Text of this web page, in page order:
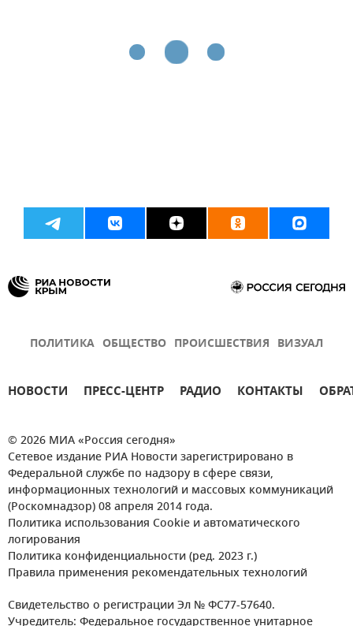
ПОЛИТИКА ОБЩЕСТВО ПРОИСШЕСТВИЯ ВИЗУАЛ
НОВОСТИ ПРЕСС-ЦЕНТР РАДИО КОНТАКТЫ
© 2026 МИА «Россия сегодня»
Сетевое издание РИА Новости зарегистрировано в
Федеральной службе по надзору в сфере связи,
информационных технологий и массовых коммуникаций
(Роскомнадзор) 08 апреля 2014 года.
Политика использования Cookie и автоматического
логирования
Политика конфиденциальности (ред. 2023 г.)
Правила применения рекомендательных технологий
Свидетельство о регистрации Эл № ФС77-57640.